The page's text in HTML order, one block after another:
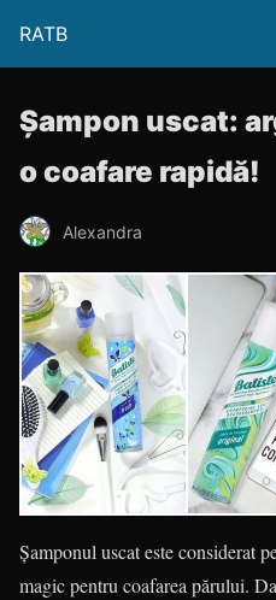
RATB
Șampon uscat:
o coafare rapidă!
Alexandra
Șamponul uscat este considerat
magic pentru coafarea părului.